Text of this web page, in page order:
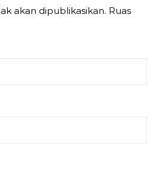
akan dipublikasikan. Ruas